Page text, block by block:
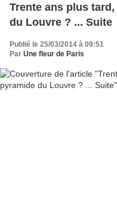
Trente ans plus
du Louvre ? ... Suite
Publié le 25/03/2014 à 09:51
Par Une fleur de Paris